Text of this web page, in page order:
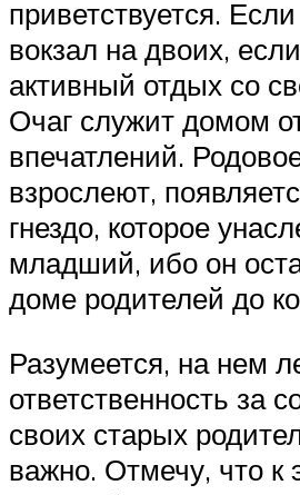
приветствуется.
вокзал на двоих,
активный отдых со
Очаг служит домом
впечатлений.
взрослеют,
гнездо, которое
младший, ибо он
доме родителей до
Разумеется, на нем
ответственность за
своих старых
важно. Отмечу, что к